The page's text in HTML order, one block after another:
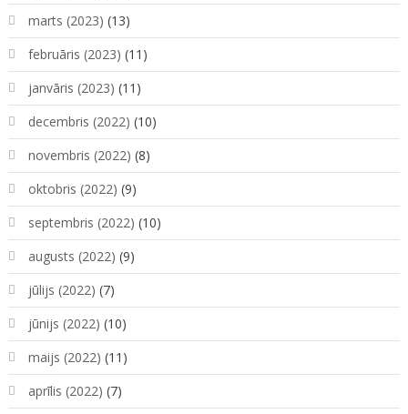
marts (2023) (13)
februāris (2023) (11)
janvāris (2023) (11)
decembris (2022) (10)
novembris (2022) (8)
oktobris (2022) (9)
septembris (2022) (10)
augusts (2022) (9)
jūlijs (2022) (7)
jūnijs (2022) (10)
maijs (2022) (11)
aprīlis (2022) (7)